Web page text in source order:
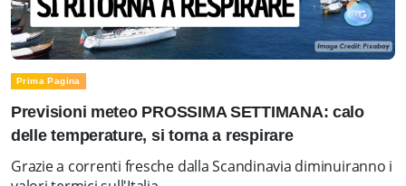
Prima Pagina
Previsioni meteo PROSSIMA SETTIMANA: calo
delle temperature, si torna a respirare
Grazie a correnti fresche dalla Scandinavia diminuiranno i